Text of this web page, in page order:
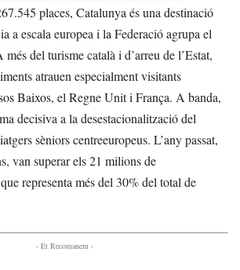
places, Catalunya és una destinació
a escala europea i la Federació agrupa el
del turisme català i d’arreu de l’Estat,
atrauen especialment visitants
Baixos, el Regne Unit i França. A banda,
decisiva a la desestacionalització del
sèniors centreeuropeus. L’any passat,
van superar els 21 milions de
representa més del 30% del total de
- Et Recomanem -